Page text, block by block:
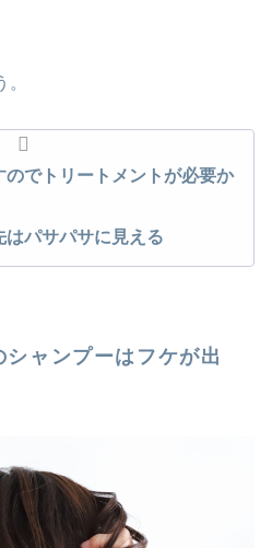
のでトリートメントが必要か
はパサパサに見える
ャンプーはフケが出